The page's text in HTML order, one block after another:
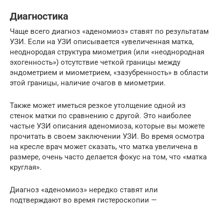
Диагностика
Чаще всего диагноз «аденомиоз» ставят по результатам
УЗИ. Если на УЗИ описывается «увеличенная матка,
неоднородая структура миометрия (или «неоднородная
эхогенность») отсутствие четкой границы между
эндометрием и миометрием, «зазубренность» в области
этой границы, наличие очагов в миометрии.
Также может иметься резкое утолщение одной из
стенок матки по сравнению с другой. Это наиболее
частые УЗИ описания аденомиоза, которые вы можете
прочитать в своем заключении УЗИ. Во время осмотра
на кресле врач может сказать, что матка увеличена в
размере, очень часто делается фокус на том, что «матка
круглая».
Диагноз «аденомиоз» нередко ставят или
подтверждают во время гистероскопии —